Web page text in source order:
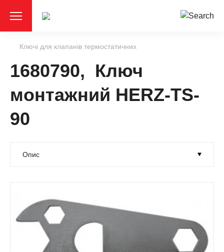
Ключі для клапанів термостатичних
1680790, Ключ
монтажний HERZ-TS-
90